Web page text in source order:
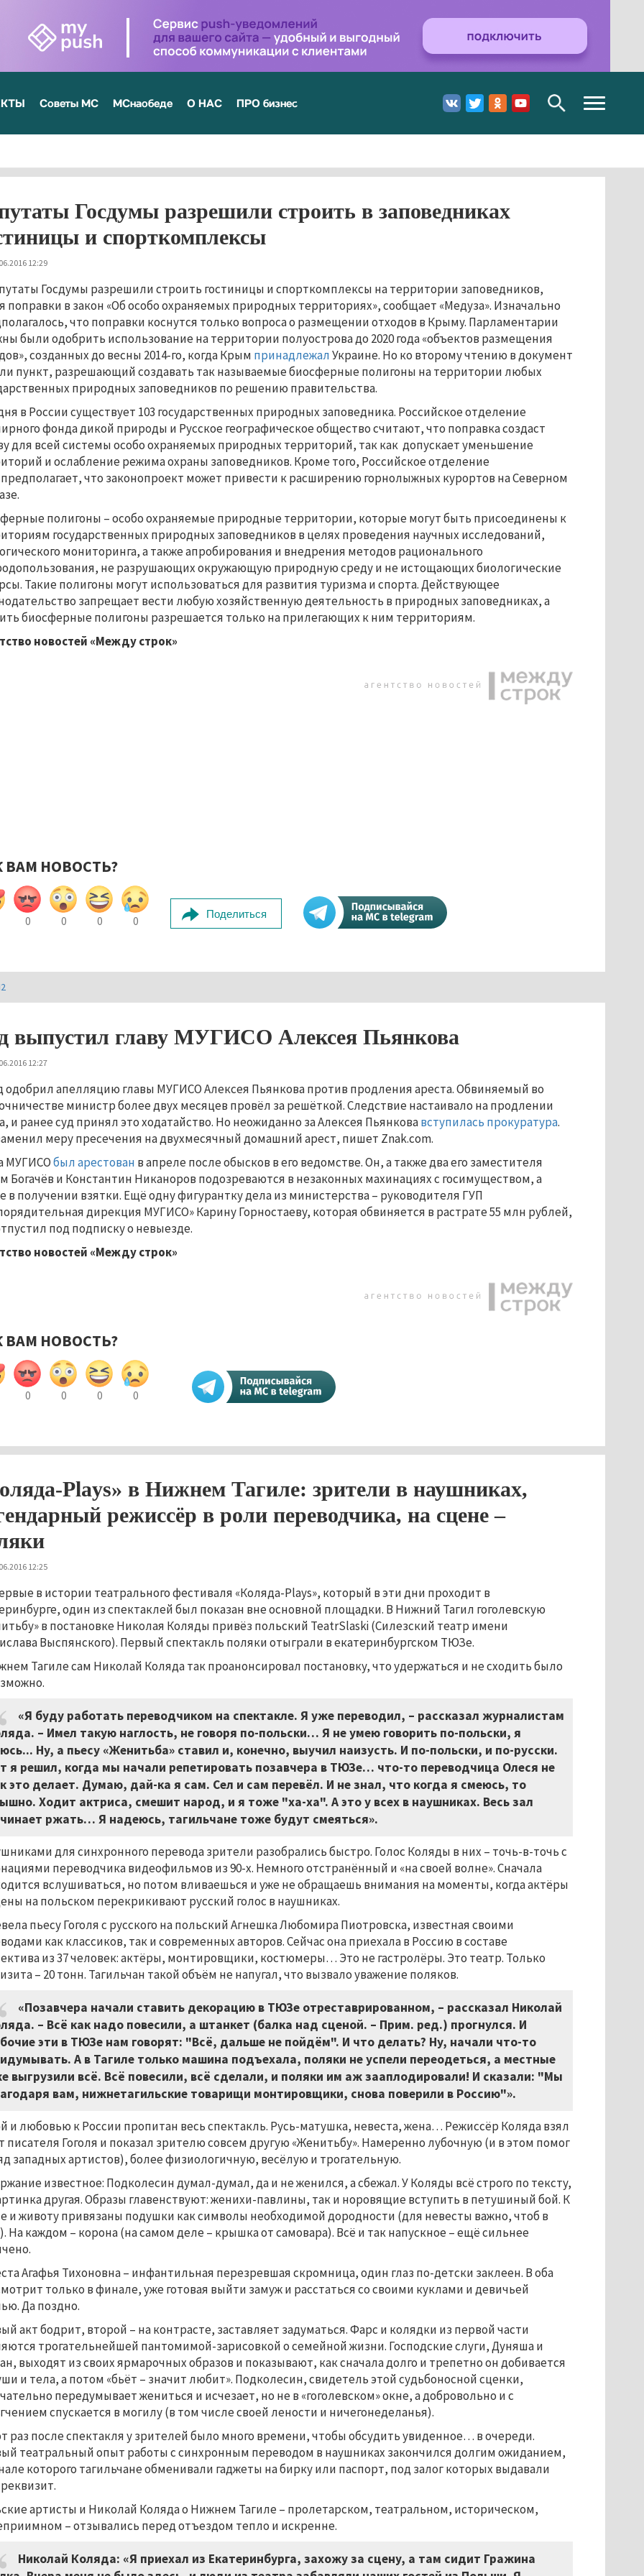
Советы МС МСнаобеде О НАС ПРО бизнес
Toggle
navigation
Госдумы разрешили строить в заповедниках
и спорткомплексы
12:29
Госдумы разрешили строить гостиницы и спорткомплексы на территории заповедников,
поправки в закон «Об особо охраняемых природных территориях», сообщает «Медуза». Изначально
что поправки коснутся только вопроса о размещении отходов в Крыму. Парламентарии
были одобрить использование на территории полуострова до 2020 года «объектов размещения
созданных до весны 2014-го, когда Крым принадлежалУкраине. Но ко второму чтению в документ
пункт, разрешающий создавать так называемые биосферные полигоны на территории любых
природных заповедников по решению правительства.
в России существует 103 государственных природных заповедника. Российское отделение
фонда дикой природы и Русское географическое общество считают, что поправка создаст
для всей системы особо охраняемых природных территорий, так как допускает уменьшение
и ослабление режима охраны заповедников. Кроме того, Российское отделение
предполагает, что законопроект может привести к расширению горнолыжных курортов на Северном
полигоны – особо охраняемые природные территории, которые могут быть присоединены к
государственных природных заповедников в целях проведения научных исследований,
мониторинга, а также апробирования и внедрения методов рационального
не разрушающих окружающую природную среду и не истощающих биологические
Такие полигоны могут использоваться для развития туризма и спорта. Действующее
запрещает вести любую хозяйственную деятельность в природных заповедниках, а
биосферные полигоны разрешается только на прилегающих к ним территориям.
новостей «Между строк»
ВАМ НОВОСТЬ?
0 0 0 0
Поделиться
выпустил главу МУГИСО Алексея Пьянкова
12:27
одобрил апелляцию главы МУГИСО Алексея Пьянкова против продления ареста. Обвиняемый во
министр более двух месяцев провёл за решёткой. Следствие настаивало на продлении
и ранее суд принял это ходатайство. Но неожиданно за Алексея Пьянковавступилась прокуратура.
меру пресечения на двухмесячный домашний арест, пишет Znak.com.
МУГИСОбыл арестован в апреле после обысков в его ведомстве. Он, а также два его заместителя
Богачёв и Константин Никаноров подозреваются в незаконных махинациях с госимуществом, а
в получении взятки. Ещё одну фигурантку дела из министерства – руководителя ГУП
дирекция МУГИСО» Карину Горностаеву, которая обвиняется в растрате 55 млн рублей,
под подписку о невыезде.
новостей «Между строк»
ВАМ НОВОСТЬ?
0 0 0 0
Plays» в Нижнем Тагиле: зрители в наушниках,
режиссёр в роли переводчика, на сцене –
12:25
в истории театрального фестиваля «Коляда-Plays», который в эти дни проходит в
один из спектаклей был показан вне основной площадки. В Нижний Тагил гоголевскую
в постановке Николая Коляды привёз польский TeatrSlaski (Силезский театр имени
Выспянского). Первый спектакль поляки отыграли в екатеринбургском ТЮЗе.
Тагиле сам Николай Коляда так проанонсировал постановку, что удержаться и не сходить было
«Я буду работать переводчиком на спектакле. Я уже переводил, – рассказал журналистам
– Имел такую наглость, не говоря по-польски… Я не умею говорить по-польски, я
Ну, а пьесу «Женитьба» ставил и, конечно, выучил наизусть. И по-польски, и по-русски.
я решил, когда мы начали репетировать позавчера в ТЮЗе… что-то переводчица Олеся не
это делает. Думаю, дай-ка я сам. Сел и сам перевёл. И не знал, что когда я смеюсь, то
Ходит актриса, смешит народ, и я тоже "ха-ха". А это у всех в наушниках. Весь зал
ржать… Я надеюсь, тагильчане тоже будут смеяться».
для синхронного перевода зрители разобрались быстро. Голос Коляды в них – точь-в-точь с
переводчика видеофильмов из 90-х. Немного отстранённый и «на своей волне». Сначала
вслушиваться, но потом вливаешься и уже не обращаешь внимания на моменты, когда актёры
на польском перекрикивают русский голос в наушниках.
пьесу Гоголя с русского на польский Агнешка Любомира Пиотровска, известная своими
как классиков, так и современных авторов. Сейчас она приехала в Россию в составе
из 37 человек: актёры, монтировщики, костюмеры… Это не гастролёры. Это театр. Только
– 20 тонн. Тагильчан такой объём не напугал, что вызвало уважение поляков.
«Позавчера начали ставить декорацию в ТЮЗе отреставрированном, – рассказал Николай
– Всё как надо повесили, а штанкет (балка над сценой. – Прим. ред.) прогнулся. И
эти в ТЮЗе нам говорят: "Всё, дальше не пойдём". И что делать? Ну, начали что-то
А в Тагиле только машина подъехала, поляки не успели переодеться, а местные
выгрузили всё. Всё повесили, всё сделали, и поляки им аж зааплодировали! И сказали: "Мы
вам, нижнетагильские товарищи монтировщики, снова поверили в Россию"».
и любовью к России пропитан весь спектакль. Русь-матушка, невеста, жена… Режиссёр Коляда взял
писателя Гоголя и показал зрителю совсем другую «Женитьбу». Намеренно лубочную (и в этом помог
западных артистов), более физиологичную, весёлую и трогательную.
известное: Подколесин думал-думал, да и не женился, а сбежал. У Коляды всё строго по тексту,
другая. Образы главенствуют: женихи-павлины, так и норовящие вступить в петушиный бой. К
и животу привязаны подушки как символы необходимой дородности (для невесты важно, чтоб в
На каждом – корона (на самом деле – крышка от самовара). Всё и так напускное – ещё сильнее
Агафья Тихоновна– инфантильная перезревшая скромница, один глаз по-детски заклеен. В оба
только в финале, уже готовая выйти замуж и расстаться со своими куклами и девичьей
Да поздно.
акт бодрит, второй – на контрасте, заставляет задуматься. Фарс и колядки из первой части
трогательнейшей пантомимой-зарисовкой о семейной жизни. Господские слуги, Дуняша и
выходят из своих ярмарочных образов и показывают, как сначала долго и трепетно он добивается
и тела, а потом «бьёт – значит любит». Подколесин, свидетель этой судьбоносной сценки,
передумывает жениться и исчезает, но не в «гоголевском» окне, а добровольно и с
спускается в могилу (в том числе своей лености и ничегонеделанья).
раз после спектакля у зрителей было много времени, чтобы обсудить увиденное… в очереди.
театральный опыт работы с синхронным переводом в наушниках закончился долгим ожиданием,
которого тагильчане обменивали гаджеты на бирку или паспорт, под залог которых выдавали
артисты и Николай Коляда о Нижнем Тагиле – пролетарском, театральном, историческом,
– отзывались перед отъездом тепло и искренне.
Николай Коляда: «Я приехал из Екатеринбурга, захожу за сцену, а там сидит Гражина